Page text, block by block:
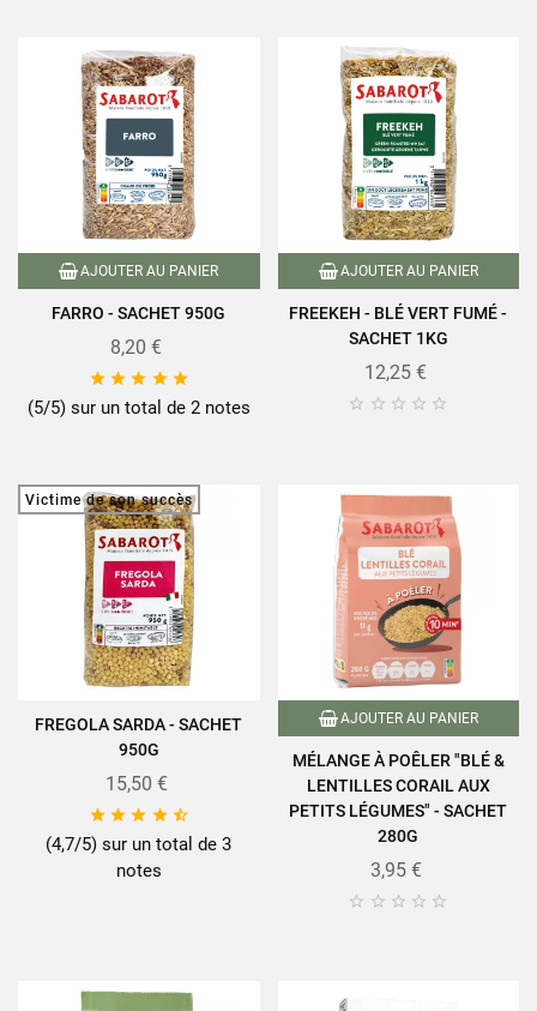
AJOUTER AU PANIER
FARRO - SACHET 950G
8,20 €
    
(5/5) sur un total de 2 notes
AJOUTER AU PANIER
FREEKEH - BLÉ VERT FUMÉ -
SACHET 1KG
12,25 €
    
Victime de son succès
FREGOLA SARDA - SACHET
950G
15,50 €
    
(4,7/5) sur un total de 3
notes
AJOUTER AU PANIER
MÉLANGE À POÊLER "BLÉ &
LENTILLES CORAIL AUX
PETITS LÉGUMES" - SACHET
280G
3,95 €
    